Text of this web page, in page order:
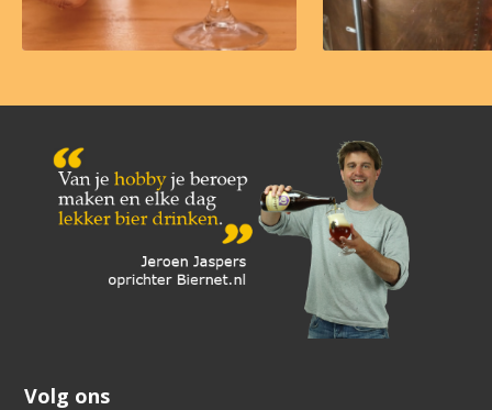
Volg ons